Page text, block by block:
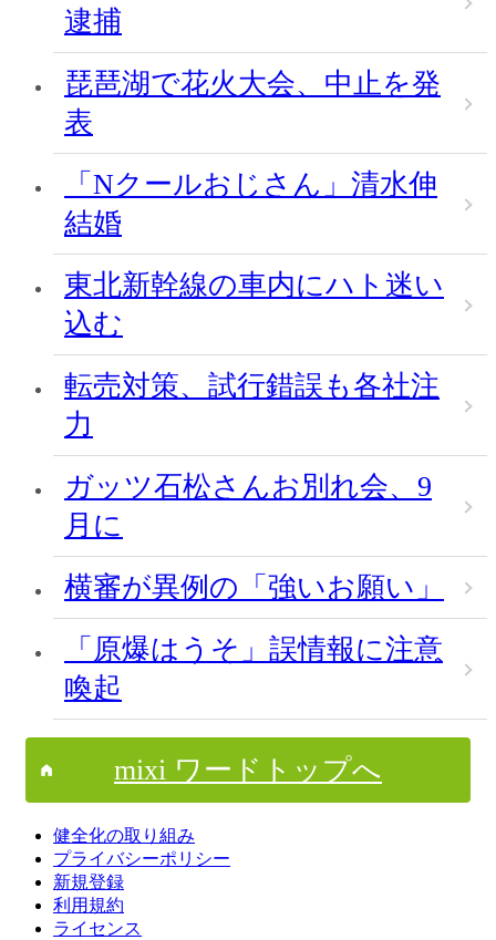
逮捕
琵琶湖で花火大会、中止を発
表
「Nクールおじさん」清水伸
結婚
東北新幹線の車内にハト迷い
込む
転売対策、試行錯誤も各社注
力
ガッツ石松さんお別れ会、9
月に
横審が異例の「強いお願い」
「原爆はうそ」誤情報に注意
喚起
mixi ワードトップへ
健全化の取り組み
プライバシーポリシー
新規登録
利用規約
ライセンス